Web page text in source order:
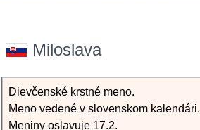
Miloslava
Dievčenské krstné meno.
Meno vedené v slovenskom kalendári.
Meniny oslavuje 17.2.